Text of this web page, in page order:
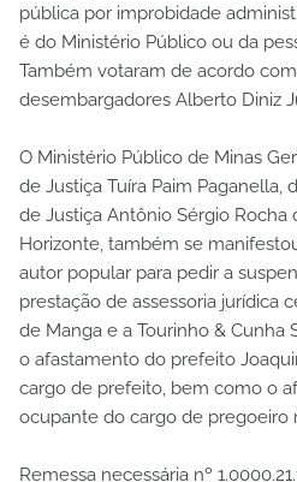
pública por improbidade
é do Ministério Público ou da
Também votaram de acordo
desembargadores Alberto Diniz
O Ministério Público de Minas
de Justiça Tuíra Paim Paganella,
de Justiça Antônio Sérgio Rocha
Horizonte, também se
autor popular para pedir a
prestação de assessoria jurídica
de Manga e a Tourinho & Cunha
o afastamento do prefeito
cargo de prefeito, bem como o
ocupante do cargo de pregoeiro
Remessa necessária nº